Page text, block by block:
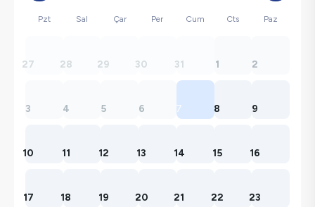
Pzt Sal Çar Per Cum Cts Paz
27 28 29 30 31 1 2
3 4 5 6 7 8 9
10 11 12 13 14 15 16
17 18 19 20 21 22 23